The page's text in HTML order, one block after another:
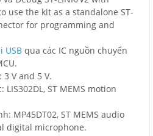
use the kit as a standalone ST-
for programming and
USB qua các IC nguồn chuyển
V and 5 V.
ST MEMS motion
MP45DT02, ST MEMS audio
digital microphone.